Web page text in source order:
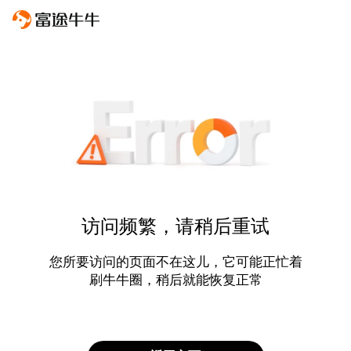
访问频繁，请稍后重试
您所要访问的页面不在这儿，它可能正忙着
刷牛牛圈，稍后就能恢复正常